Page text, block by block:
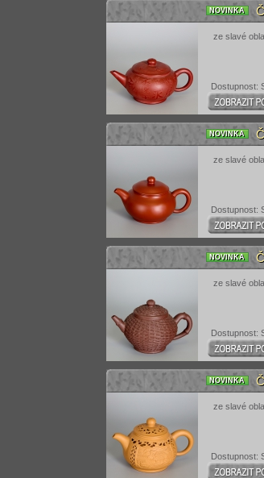
NOVINKA
ze slavé
Dostupnost:
NOVINKA
ze slavé
Dostupnost:
NOVINKA
ze slavé
Dostupnost:
NOVINKA
ze slavé
Dostupnost: